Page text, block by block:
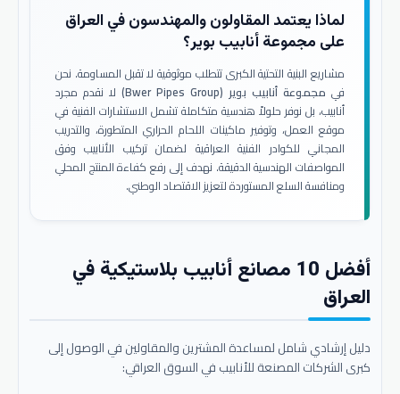
لماذا يعتمد المقاولون والمهندسون في العراق
على مجموعة أنابيب بوير؟
مشاريع البنية التحتية الكبرى تتطلب موثوقية لا تقبل المساومة. نحن
في مجموعة أنابيب بوير (Bwer Pipes Group)
لا نقدم مجرد
أنابيب، بل نوفر حلولاً هندسية متكاملة تشمل الاستشارات الفنية في
موقع العمل، وتوفير ماكينات اللحام الحراري المتطورة، والتدريب
المجاني للكوادر الفنية العراقية لضمان تركيب الأنابيب وفق
المواصفات الهندسية الدقيقة. نهدف إلى رفع كفاءة المنتج المحلي
ومنافسة السلع المستوردة لتعزيز الاقتصاد الوطني.
أفضل 10 مصانع أنابيب بلاستيكية في
العراق
دليل إرشادي شامل لمساعدة المشترين والمقاولين في الوصول إلى
كبرى الشركات المصنعة للأنابيب في السوق العراقي: